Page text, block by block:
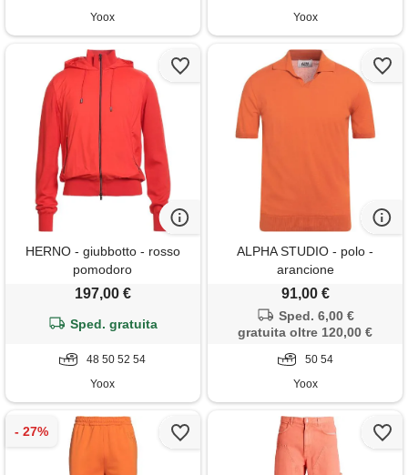
Yoox
Yoox
HERNO - giubbotto - rosso
pomodoro
197,00 €
Sped. gratuita
48 50 52 54
Yoox
ALPHA STUDIO - polo -
arancione
91,00 €
Sped. 6,00 €
gratuita oltre 120,00 €
50 54
Yoox